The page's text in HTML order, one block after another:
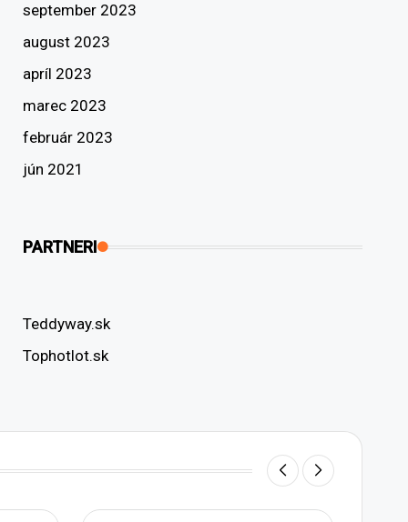
september 2023
august 2023
apríl 2023
marec 2023
február 2023
jún 2021
PARTNERI
Teddyway.sk
Tophotlot.sk